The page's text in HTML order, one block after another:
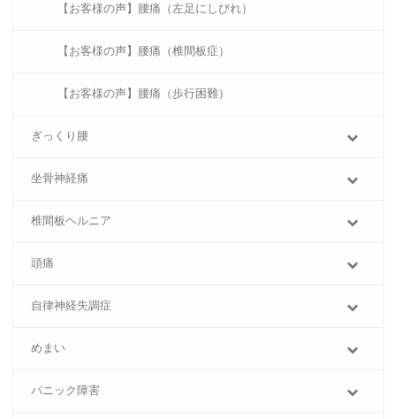
【お客様の声】腰痛（左足にしびれ）
【お客様の声】腰痛（椎間板症）
【お客様の声】腰痛（歩行困難）
ぎっくり腰
坐骨神経痛
椎間板ヘルニア
頭痛
自律神経失調症
めまい
パニック障害